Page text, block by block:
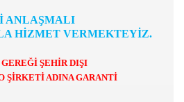
ANLAŞMALI
HİZMET VERMEKTEYİZ.
ŞEHİR DIŞI
ŞİRKETİ ADINA GARANTİ